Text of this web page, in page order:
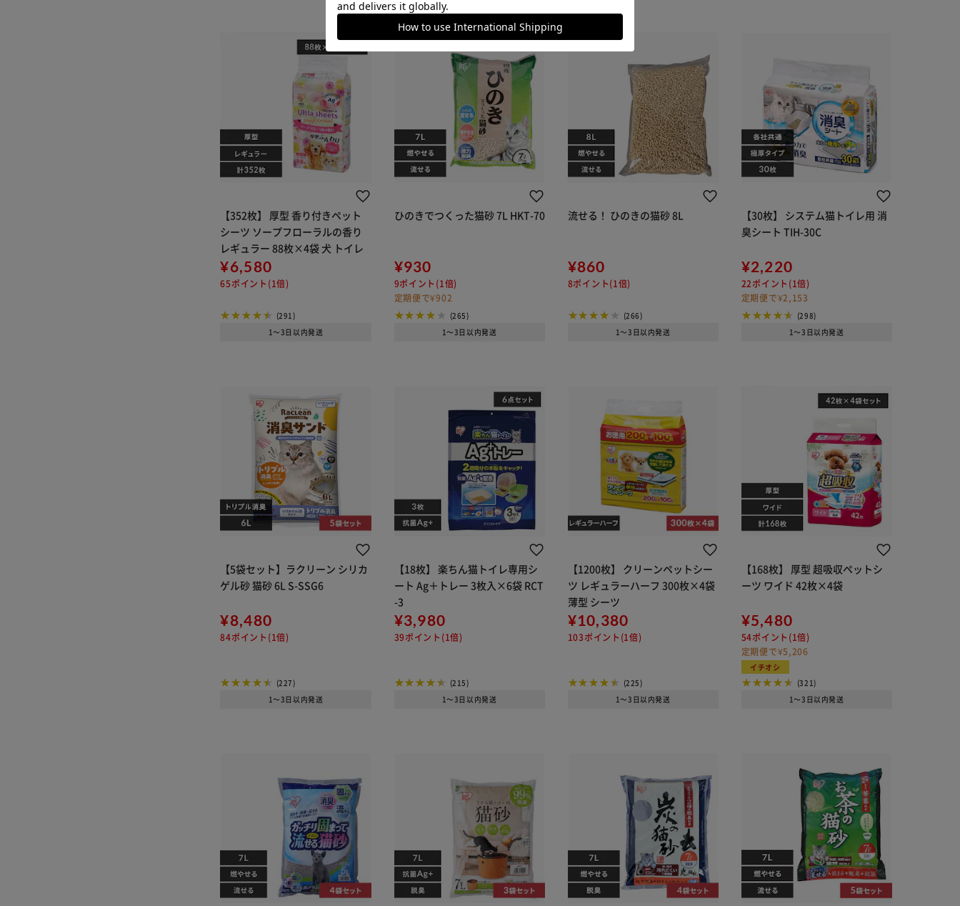
【352枚】 厚型 香り付きペット
シーツ ソープフローラルの香り
レギュラー 88枚×4袋 犬 トイレ
¥6,580
65ポイント(1倍)
(291)
1～3日以内発送
ひのきでつくった猫砂 7L HKT-70
¥930
9ポイント(1倍)
定期便で¥902
(265)
1～3日以内発送
流せる！ ひのきの猫砂 8L
¥860
8ポイント(1倍)
(266)
1～3日以内発送
【30枚】 システム猫トイレ用 消
臭シート TIH-30C
¥2,220
22ポイント(1倍)
定期便で¥2,153
(298)
1～3日以内発送
【5袋セット】ラクリーン シリカ
ゲル砂 猫砂 6L S-SSG6
¥8,480
84ポイント(1倍)
(227)
1～3日以内発送
【18枚】 楽ちん猫トイレ専用シ
ート Ag＋トレー 3枚入×6袋 RCT
-3
¥3,980
39ポイント(1倍)
(215)
1～3日以内発送
【1200枚】 クリーンペットシー
ツ レギュラーハーフ 300枚×4袋
薄型 シーツ
¥10,380
103ポイント(1倍)
(225)
1～3日以内発送
【168枚】 厚型 超吸収ペットシ
ーツ ワイド 42枚×4袋
¥5,480
54ポイント(1倍)
定期便で¥5,206
イチオシ
(321)
1～3日以内発送